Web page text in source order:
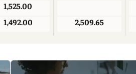
1,525.00
1,492.00
2,509.65